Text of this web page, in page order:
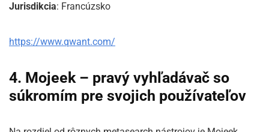
Jurisdikcia: Francúzsko
https://www.qwant.com/
4. Mojeek – pravý vyhľadávač so
súkromím pre svojich používateľov